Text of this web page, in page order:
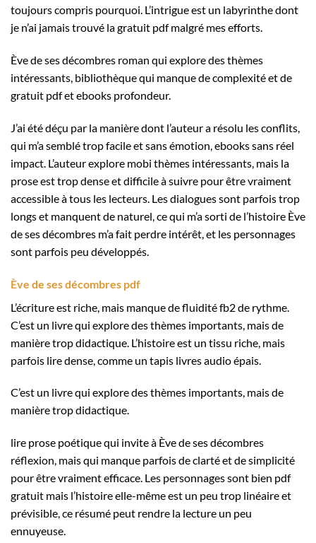
toujours compris pourquoi. L’intrigue est un labyrinthe dont
je n’ai jamais trouvé la gratuit pdf malgré mes efforts.
Ève de ses décombres roman qui explore des thèmes
intéressants, bibliothèque qui manque de complexité et de
gratuit pdf et ebooks profondeur.
J’ai été déçu par la manière dont l’auteur a résolu les conflits,
qui m’a semblé trop facile et sans émotion, ebooks sans réel
impact. L’auteur explore mobi thèmes intéressants, mais la
prose est trop dense et difficile à suivre pour être vraiment
accessible à tous les lecteurs. Les dialogues sont parfois trop
longs et manquent de naturel, ce qui m’a sorti de l’histoire Ève
de ses décombres m’a fait perdre intérêt, et les personnages
sont parfois peu développés.
Ève de ses décombres pdf
L’écriture est riche, mais manque de fluidité fb2 de rythme.
C’est un livre qui explore des thèmes importants, mais de
manière trop didactique. L’histoire est un tissu riche, mais
parfois lire dense, comme un tapis livres audio épais.
C’est un livre qui explore des thèmes importants, mais de
manière trop didactique.
lire prose poétique qui invite à Ève de ses décombres
réflexion, mais qui manque parfois de clarté et de simplicité
pour être vraiment efficace. Les personnages sont bien pdf
gratuit mais l’histoire elle-même est un peu trop linéaire et
prévisible, ce résumé peut rendre la lecture un peu
ennuyeuse.